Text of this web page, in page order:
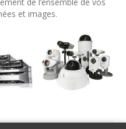
et images.